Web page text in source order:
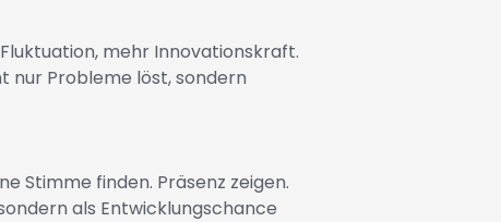
mehr Innovationskraft.
nur Probleme löst, sondern
Stimme finden. Präsenz zeigen.
als Entwicklungschance